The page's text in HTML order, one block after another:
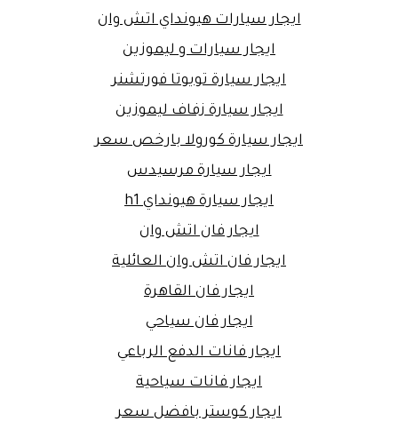
ايجار سيارات هيونداي اتش وان
ايجار سيارات و ليموزين
ايجار سيارة تويوتا فورتشنر
ايجار سيارة زفاف ليموزين
ايجار سيارة كورولا بارخص سعر
ايجار سيارة مرسيدس
ايجار سيارة هيونداي h1
ايجار فان اتش وان
ايجار فان اتش وان العائلية
ايجار فان القاهرة
ايجار فان سياحي
ايجار فانات الدفع الرباعي
ايجار فانات سياحية
ايجار كوستر بافضل سعر